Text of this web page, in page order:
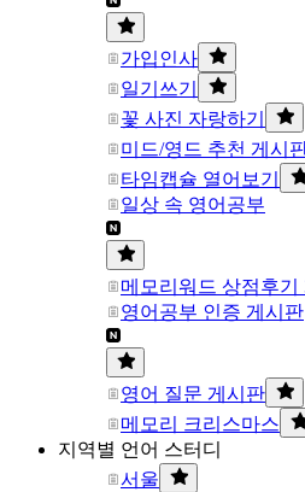
가입인사
일기쓰기
꽃 사진 자랑하기
미드/영드 추천 게시
타임캡슐 열어보기
일상 속 영어공부
메모리워드 상점후기
영어공부 인증 게시판
영어 질문 게시판
메모리 크리스마스
지역별 언어 스터디
서울